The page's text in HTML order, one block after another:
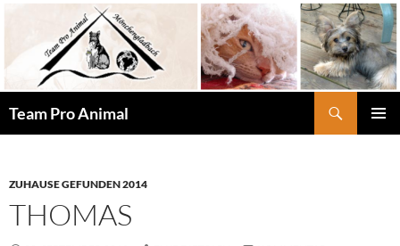
springen
Team Pro Animal
ZUHAUSE GEFUNDEN 2014
THOMAS